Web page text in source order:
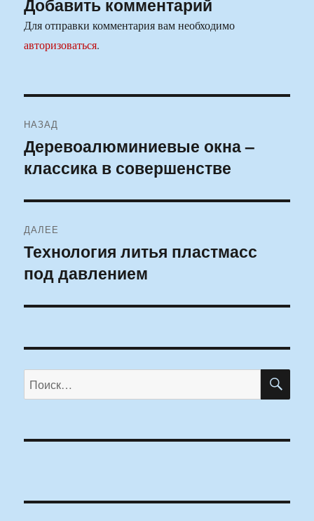
Для отправки комментария вам необходимо
авторизоваться.
по
записям
НАЗАД
Предыдущая
запись:
Деревоалюминиевые окна –
классика в совершенстве
ДАЛЕЕ
Следующая
запись:
Технология литья пластмасс
под давлением
Искать: